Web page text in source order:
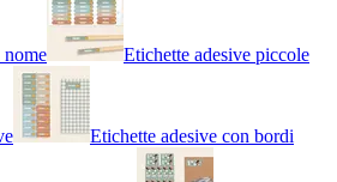
nome Etichette adesive piccole
Etichette adesive con bordi